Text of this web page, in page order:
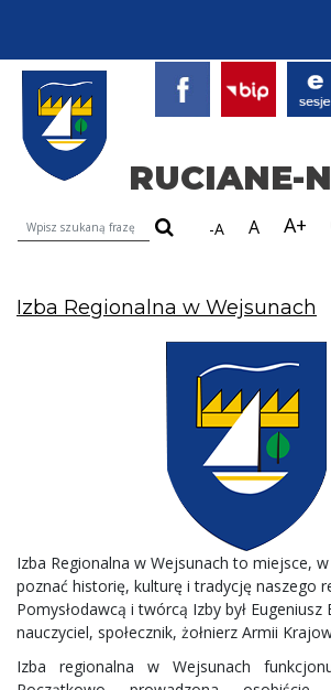
RUCIANE-
Wyszukiwarka treści na stronie
-A A A+
Izba Regionalna w Wejsunach
Izba Regionalna w Wejsunach to miejsce,
poznać historię, kulturę i tradycję naszego
Pomysłodawcą i twórcą Izby był Eugeniusz
nauczyciel, społecznik, żołnierz Armii
Izba regionalna w Wejsunach